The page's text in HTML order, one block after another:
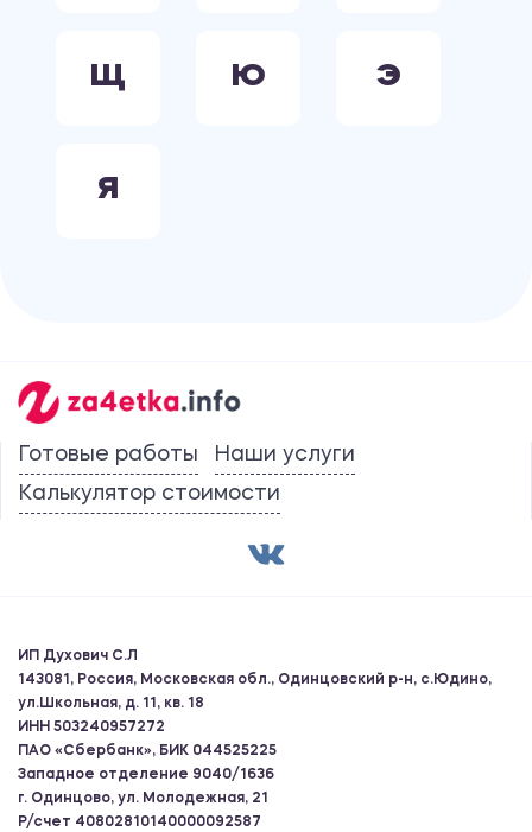
Щ Ю Э
Я
Готовые работы
Наши услуги
Калькулятор стоимости
ИП Духович С.Л
143081, Россия, Московская обл., Одинцовский р-н, с.Юдино,
ул.Школьная, д. 11, кв. 18
ИНН 503240957272
ПАО «Сбербанк», БИК 044525225
Западное отделение 9040/1636
г. Одинцово, ул. Молодежная, 21
Р/счет 40802810140000092587